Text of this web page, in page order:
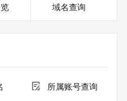
域名查询
所属账号查询